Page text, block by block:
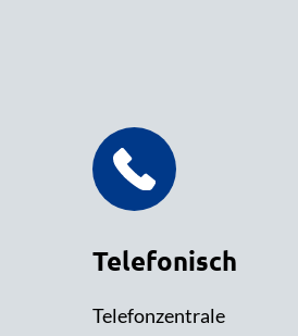
Telefonisch
Telefonzentrale